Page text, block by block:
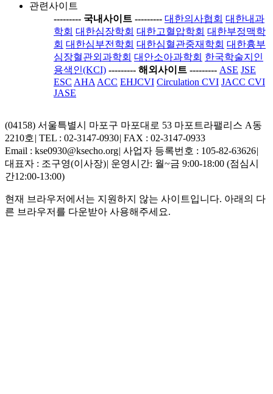
관련사이트
--------- 국내사이트 --------- 대한의사협회 대한내과
학회 대한심장학회 대한고혈압학회 대한부정맥학
회 대한심부전학회 대한심혈관중재학회 대한흉부
심장혈관외과학회 대안소아과학회 한국학술지인
용색인(KCI) --------- 해외사이트 --------- ASE JSE
ESC AHA ACC EHJCVI Circulation CVI JACC CVI
JASE
(04158) 서울특별시 마포구 마포대로 53 마포트라팰리스 A동
2210호 | TEL : 02-3147-0930| FAX : 02-3147-0933
Email : kse0930@ksecho.org| 사업자 등록번호 : 105-82-63626|
대표자 : 조구영(이사장)| 운영시간: 월~금 9:00-18:00 (점심시
간12:00-13:00)
현재 브라우저에서는 지원하지 않는 사이트입니다. 아래의 다
른 브라우저를 다운받아 사용해주세요.